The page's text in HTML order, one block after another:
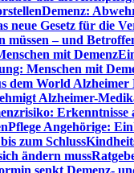
Demenz:
neue Gesetz für die
– und
mit Demenz
Menschen mit
dem World Alzheimer
Alzheimer-
Pflege Angehörige:
zum Schluss
ändern muss
senkt Demenz-